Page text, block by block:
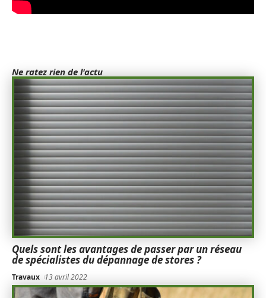
Ne ratez rien de l'actu
Quels sont les avantages de passer par un réseau
de spécialistes du dépannage de stores ?
Travaux 13 avril 2022